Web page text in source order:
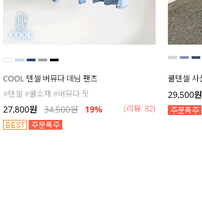
COOL 텐셀 버뮤다 데님 팬츠
#텐셀 #쿨소재 #버뮤다 핏
27,800원 34,500원 19% (리뷰: 82)
쿨텐셀 사
29,500원